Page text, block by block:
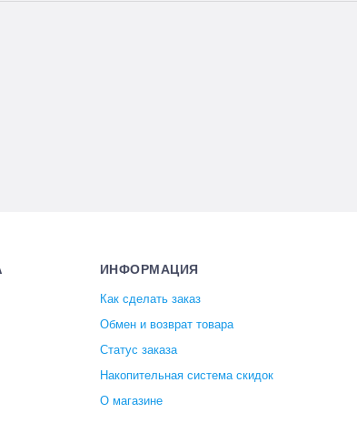
ИНФОРМАЦИЯ
Как сделать заказ
Обмен и возврат товара
Статус заказа
Накопительная система скидок
О магазине